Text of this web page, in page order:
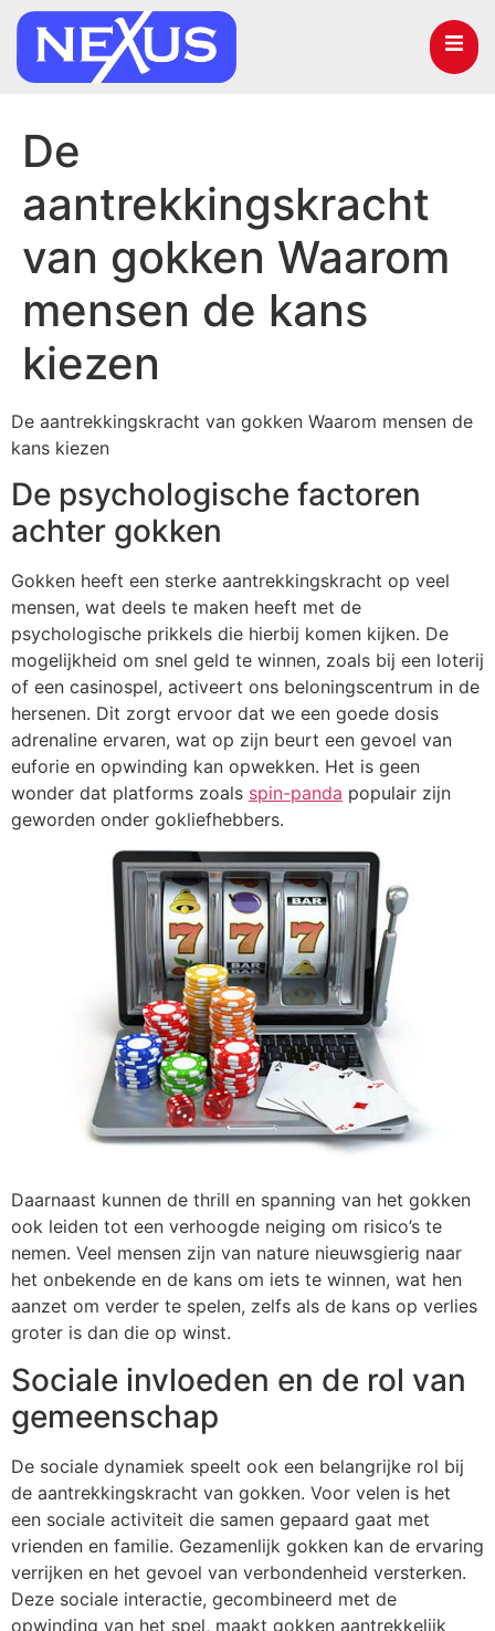
De
aantrekkingskracht
van gokken Waarom
mensen de kans
kiezen
De aantrekkingskracht van gokken Waarom mensen de
kans kiezen
De psychologische factoren
achter gokken
Gokken heeft een sterke aantrekkingskracht op veel
mensen, wat deels te maken heeft met de
psychologische prikkels die hierbij komen kijken. De
mogelijkheid om snel geld te winnen, zoals bij een loterij
of een casinospel, activeert ons beloningscentrum in de
hersenen. Dit zorgt ervoor dat we een goede dosis
adrenaline ervaren, wat op zijn beurt een gevoel van
euforie en opwinding kan opwekken. Het is geen
wonder dat platforms zoals spin-panda populair zijn
geworden onder gokliefhebbers.
Daarnaast kunnen de thrill en spanning van het gokken
ook leiden tot een verhoogde neiging om risico’s te
nemen. Veel mensen zijn van nature nieuwsgierig naar
het onbekende en de kans om iets te winnen, wat hen
aanzet om verder te spelen, zelfs als de kans op verlies
groter is dan die op winst.
Sociale invloeden en de rol van
gemeenschap
De sociale dynamiek speelt ook een belangrijke rol bij
de aantrekkingskracht van gokken. Voor velen is het
een sociale activiteit die samen gepaard gaat met
vrienden en familie. Gezamenlijk gokken kan de ervaring
verrijken en het gevoel van verbondenheid versterken.
Deze sociale interactie, gecombineerd met de
opwinding van het spel, maakt gokken aantrekkelijk